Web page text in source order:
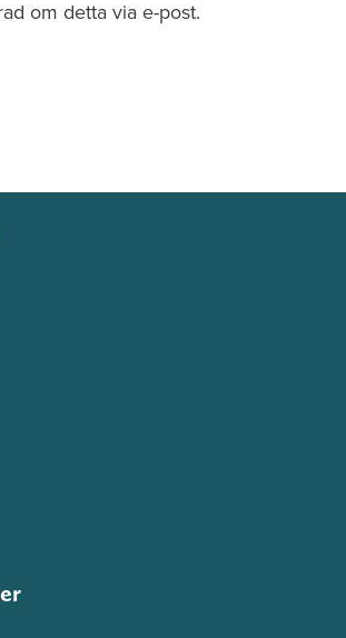
om detta via e-post.